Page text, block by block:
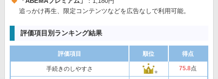
追っかけ再生、限定コンテンツなどを広告なしで利用可能。
評価項目別ランキング結果
評価項目 順位 得点
手続きのしやすさ 75.8点